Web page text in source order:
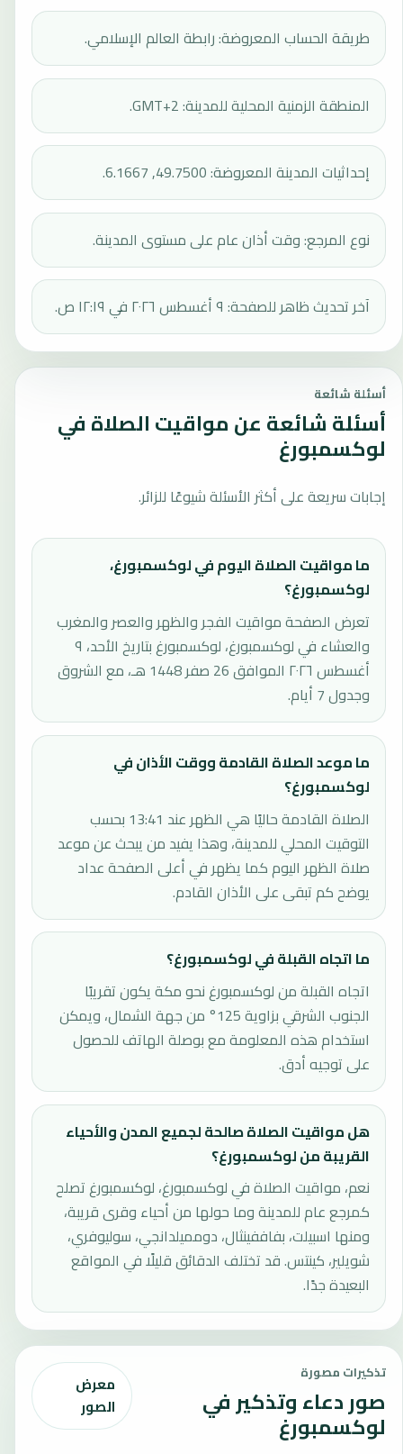
طريقة الحساب المعروضة: رابطة العالم الإسلامي.
المنطقة الزمنية المحلية للمدينة: GMT+2.
إحداثيات المدينة المعروضة: 49.7500, 6.1667.
نوع المرجع: وقت أذان عام على مستوى المدينة.
آخر تحديث ظاهر للصفحة: ٩ أغسطس ٢٠٢٦ في ١٢:١٩ ص.
أسئلة شائعة
أسئلة شائعة عن مواقيت الصلاة في
لوكسمبورغ
إجابات سريعة على أكثر الأسئلة شيوعًا للزائر.
ما مواقيت الصلاة اليوم في لوكسمبورغ،
لوكسمبورغ؟
تعرض الصفحة مواقيت الفجر والظهر والعصر والمغرب
والعشاء في لوكسمبورغ، لوكسمبورغ بتاريخ الأحد، ٩
أغسطس ٢٠٢٦ الموافق 26 صفر 1448 هـ، مع الشروق
وجدول 7 أيام.
ما موعد الصلاة القادمة ووقت الأذان في
لوكسمبورغ؟
الصلاة القادمة حاليًا هي الظهر عند 13:41 بحسب
التوقيت المحلي للمدينة، وهذا يفيد من يبحث عن موعد
صلاة الظهر اليوم كما يظهر في أعلى الصفحة عداد
يوضح كم تبقى على الأذان القادم.
ما اتجاه القبلة في لوكسمبورغ؟
اتجاه القبلة من لوكسمبورغ نحو مكة يكون تقريبًا
الجنوب الشرقي بزاوية 125° من جهة الشمال، ويمكن
استخدام هذه المعلومة مع بوصلة الهاتف للحصول
على توجيه أدق.
هل مواقيت الصلاة صالحة لجميع المدن والأحياء
القريبة من لوكسمبورغ؟
نعم، مواقيت الصلاة في لوكسمبورغ، لوكسمبورغ تصلح
كمرجع عام للمدينة وما حولها من أحياء وقرى قريبة،
ومنها اسبيلت، بفاففينثال، دومميلدانجي، سوليوفري،
شويلير، كينتس. قد تختلف الدقائق قليلًا في المواقع
البعيدة جدًا.
تذكيرات مصورة
صور دعاء وتذكير في
لوكسمبورغ
معرض
الصور